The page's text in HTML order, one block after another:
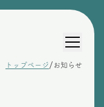
トップページ/ お知らせ